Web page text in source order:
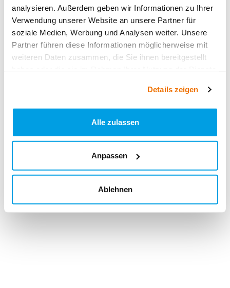
analysieren. Außerdem geben wir Informationen zu Ihrer
Verwendung unserer Website an unsere Partner für
soziale Medien, Werbung und Analysen weiter. Unsere
Partner führen diese Informationen möglicherweise mit
weiteren Daten zusammen, die Sie ihnen bereitgestellt
Details zeigen
Alle zulassen
Anpassen
Ablehnen